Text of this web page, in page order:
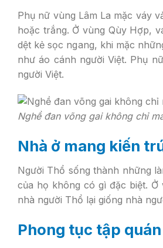
Phụ nữ vùng Lâm La mặc váy
hoặc trắng. Ở vùng Qùy Hợp,
dệt kẻ sọc ngang, khi mặc
như áo cánh người Việt. Phụ
người Việt.
Nghề đan võng gai không chỉ
Nhà ở mang kiến
Người Thổ sống thành những
của họ không có gì đặc biệt.
nhà người Thổ lại giống nhà
Phong tục tập